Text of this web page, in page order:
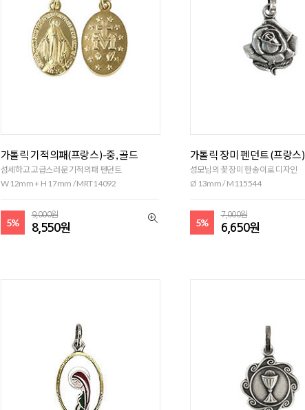
가톨릭 기적의패(프랑스)-중, 골드
섬세하고 고급스러운 기적의패 펜던트
W 12mm + H 17mm / MRT14092
5%
9,000원
8,550원
가톨릭 장미 펜던트 (프랑스)
성모님의 꽃 장미 한송이로 디자인
Ø 13mm / M115544
5%
7,000원
6,650원